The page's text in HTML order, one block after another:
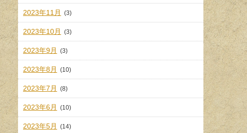
2023年11月 (3)
2023年10月 (3)
2023年9月 (3)
2023年8月 (10)
2023年7月 (8)
2023年6月 (10)
2023年5月 (14)